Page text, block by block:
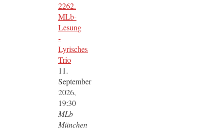
2262.
MLb-
Lesung
-
Lyrisches
Trio
11.
September
2026,
19:30
MLb
München